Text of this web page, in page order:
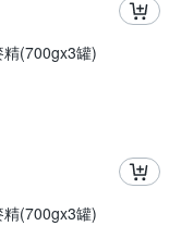
(700gx3罐)
(700gx3罐)